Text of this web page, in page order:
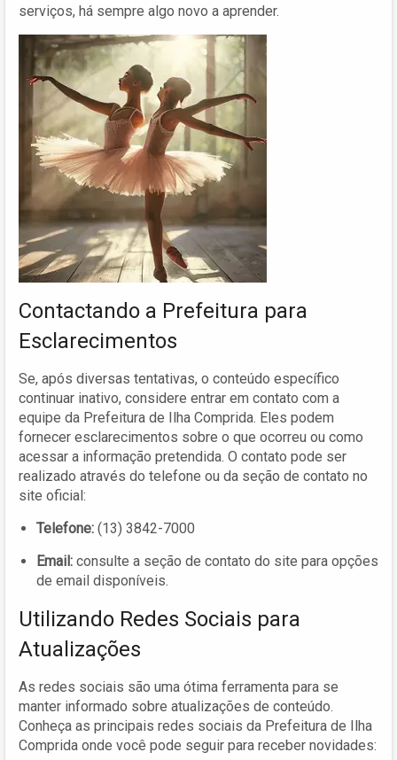
serviços, há sempre algo novo a aprender.
Contactando a Prefeitura para
Esclarecimentos
Se, após diversas tentativas, o conteúdo específico
continuar inativo, considere entrar em contato com a
equipe da Prefeitura de Ilha Comprida. Eles podem
fornecer esclarecimentos sobre o que ocorreu ou como
acessar a informação pretendida. O contato pode ser
realizado através do telefone ou da seção de contato no
site oficial:
Telefone: (13) 3842-7000
Email: consulte a seção de contato do site para opções
de email disponíveis.
Utilizando Redes Sociais para
Atualizações
As redes sociais são uma ótima ferramenta para se
manter informado sobre atualizações de conteúdo.
Conheça as principais redes sociais da Prefeitura de Ilha
Comprida onde você pode seguir para receber novidades: